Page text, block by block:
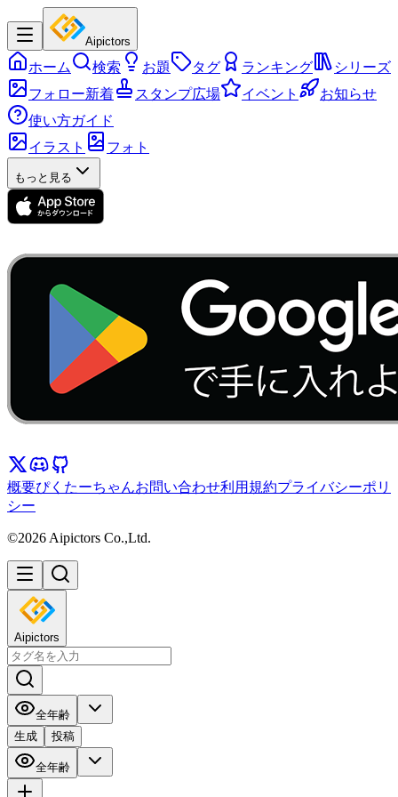
Aipictors
ホーム 検索 お題 タグ ランキング
シリーズ
フォロー新着
スタンプ広場 イベント
お知らせ
使い方ガイド
イラスト
フォト
もっと見る
概要ぴくたーちゃんお問い合わせ利用規約プライバシーポリ
シー
©2026 Aipictors Co.,Ltd.
Aipictors
全年齢
生成
投稿
全年齢